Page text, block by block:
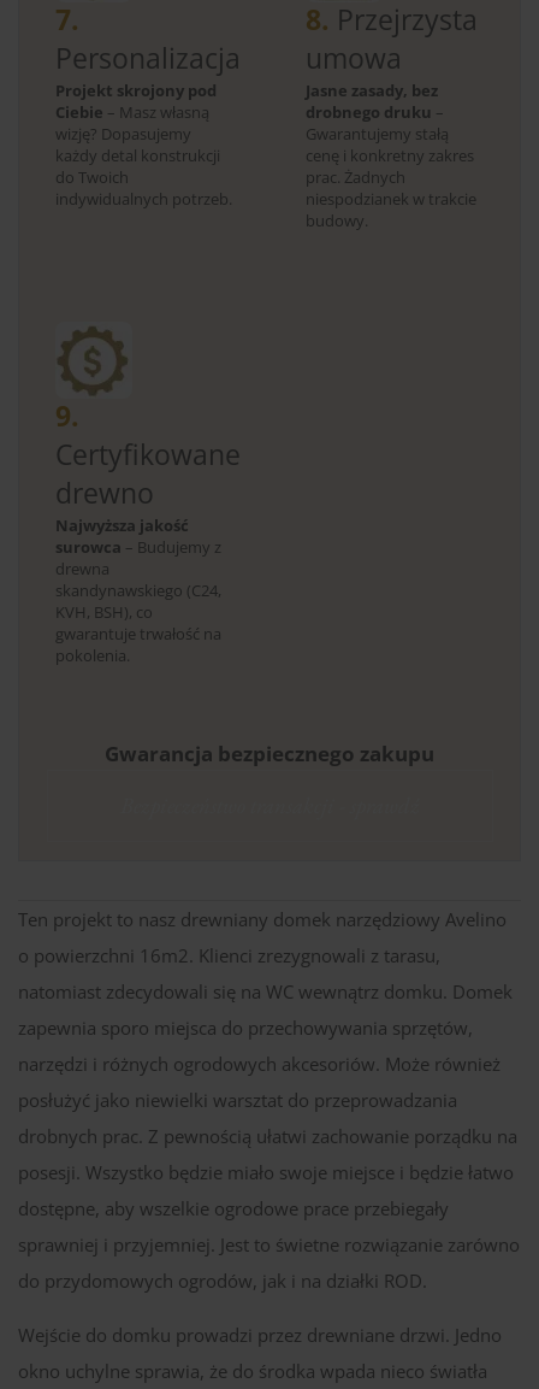
7.
Personalizacja
Projekt skrojony pod
Ciebie – Masz własną
wizję? Dopasujemy
każdy detal konstrukcji
do Twoich
indywidualnych potrzeb.
8. Przejrzysta
umowa
Jasne zasady, bez
drobnego druku –
Gwarantujemy stałą
cenę i konkretny zakres
prac. Żadnych
niespodzianek w trakcie
budowy.
9.
Certyfikowane
drewno
Najwyższa jakość
surowca – Budujemy z
drewna
skandynawskiego (C24,
KVH, BSH), co
gwarantuje trwałość na
pokolenia.
Gwarancja bezpiecznego zakupu
Ten projekt to nasz drewniany domek narzędziowy Avelino
o powierzchni 16m2. Klienci zrezygnowali z tarasu,
natomiast zdecydowali się na WC wewnątrz domku. Domek
zapewnia sporo miejsca do przechowywania sprzętów,
narzędzi i różnych ogrodowych akcesoriów. Może również
posłużyć jako niewielki warsztat do przeprowadzania
drobnych prac. Z pewnością ułatwi zachowanie porządku na
posesji. Wszystko będzie miało swoje miejsce i będzie łatwo
dostępne, aby wszelkie ogrodowe prace przebiegały
sprawniej i przyjemniej. Jest to świetne rozwiązanie zarówno
do przydomowych ogrodów, jak i na działki ROD.
Wejście do domku prowadzi przez drewniane drzwi. Jedno
okno uchylne sprawia, że do środka wpada nieco światła